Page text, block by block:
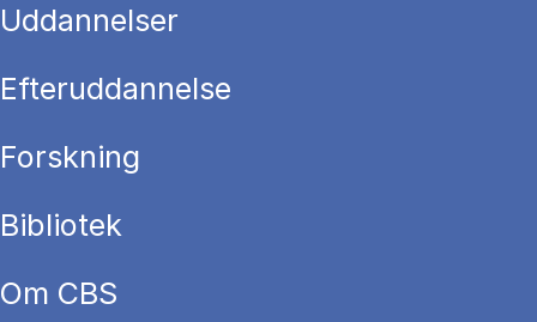
Uddannelser
Efteruddannelse
Forskning
Bibliotek
Om CBS